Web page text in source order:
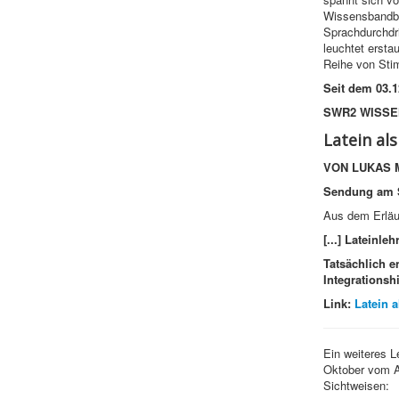
leuchtet
Reihe von
Seit dem
SWR2
Latein
VON LUKAS
Sendung am
Aus dem
[...]
Tatsächlich
Link: Latein
Ein weiteres
Oktober vom
Sichtweisen: